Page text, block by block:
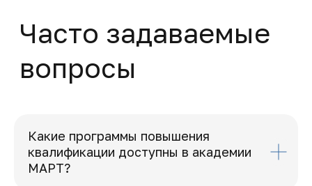
Какие программы повышения
квалификации доступны в академии
МАРТ?